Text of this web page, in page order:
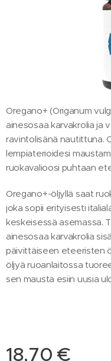
Oregano+ (Origanum
ainesosaa karvakrolia ja
ravintolisänä nautittuna.
lempiaterioidesi
ruokavalioosi puhtaan
Oregano+-öljyllä saat
joka sopii erityisesti
keskeisessä asemassa.
ainesosaa karvakrolia
päivittäiseen eteeristen
öljyä ruoanlaitossa
sen mausta esiin uusia
18,70 €